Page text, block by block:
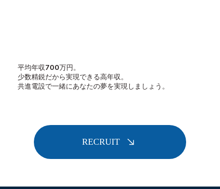
平均年収700万円。
少数精鋭だから実現できる高年収。
共進電設で一緒にあなたの夢を実現しましょう。
RECRUIT